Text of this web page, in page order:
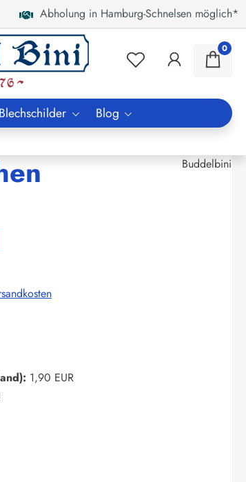
Abholung in Hamburg-Schnelsen möglich*
0
Blechschilder Blog
Buddelbini
1,90 EUR